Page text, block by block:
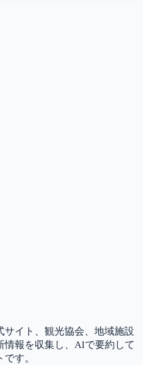
イト、観光協会、地域施設
情報を収集し、AIで要約して
す。